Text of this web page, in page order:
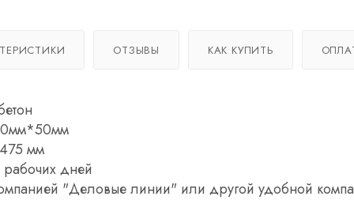
ОТЗЫВЫ КАК КУПИТЬ
мм
дней
"Деловые линии" или другой удобной